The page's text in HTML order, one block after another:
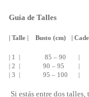
Guía de Talles
| Talle | Busto (cm) |
| 1 | 85 – 90 |
| 2 | 90 – 95 |
| 3 | 95 – 100 |
Si estás entre dos